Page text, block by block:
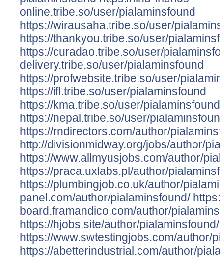
online.tribe.so/user/pialaminsfound
https://wirausaha.tribe.so/user/
https://thankyou.tribe.so/user/
https://curadao.tribe.so/user/
delivery.tribe.so/user/pialaminsfound
https://profwebsite.tribe.so/user/
https://ifl.tribe.so/user/pialaminsfound
https://kma.tribe.so/user/pialaminsfound
https://nepal.tribe.so/user/
https://rndirectors.com/author/
http://divisionmidway.org/jobs/author/
https://www.allmyusjobs.com/author/
https://praca.uxlabs.pl/author/
https://plumbingjob.co.uk/author/
panel.com/author/pialaminsfound/
board.framandico.com/author/
https://hjobs.site/author/pialaminsfound/
https://www.swtestingjobs.com/author/
https://abetterindustrial.com/author/